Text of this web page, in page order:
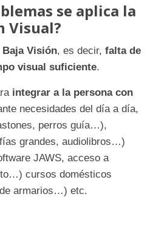
se aplica la
Visual?
Baja Visión, es decir, falta de
visual suficiente.
integrar a la persona con
necesidades del día a día,
perros guía…),
grandes, audiolibros…)
JAWS, acceso a
cursos domésticos
armarios…) etc.